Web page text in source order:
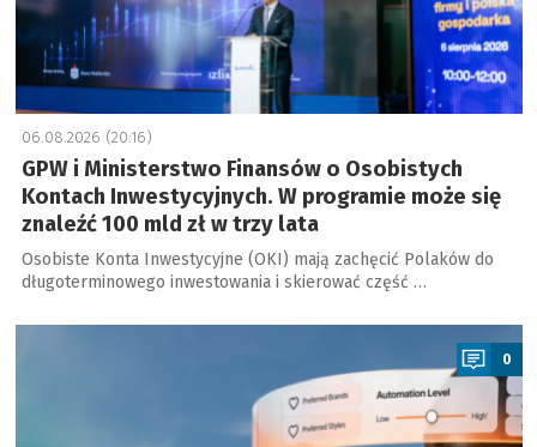
06.08.2026 (20:16)
GPW i Ministerstwo Finansów o Osobistych
Kontach Inwestycyjnych. W programie może się
znaleźć 100 mld zł w trzy lata
Osobiste Konta Inwestycyjne (OKI) mają zachęcić Polaków do
długoterminowego inwestowania i skierować część …
a
0